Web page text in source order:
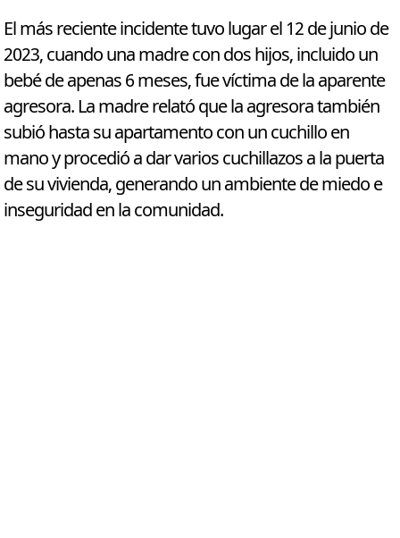
El más reciente incidente tuvo lugar el 12 de junio de
2023, cuando una madre con dos hijos, incluido un
bebé de apenas 6 meses, fue víctima de la aparente
agresora. La madre relató que la agresora también
subió hasta su apartamento con un cuchillo en
mano y procedió a dar varios cuchillazos a la puerta
de su vivienda, generando un ambiente de miedo e
inseguridad en la comunidad.